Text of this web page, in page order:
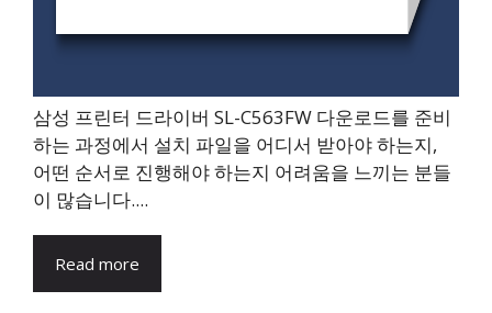
삼성 프린터 드라이버 SL-C563FW 다운로드를 준비
하는 과정에서 설치 파일을 어디서 받아야 하는지,
어떤 순서로 진행해야 하는지 어려움을 느끼는 분들
이 많습니다....
Read more